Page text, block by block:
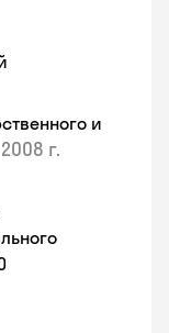
и
2008 г.